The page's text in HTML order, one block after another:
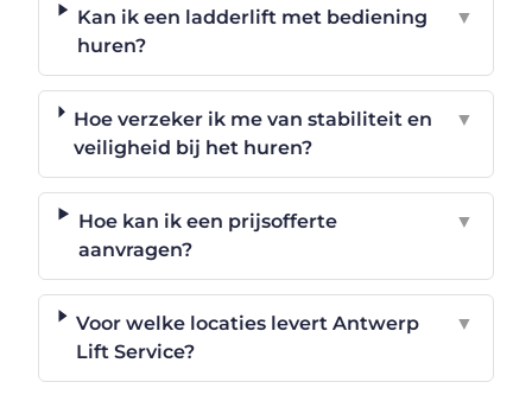
Kan ik een ladderlift met bediening
huren?
▼
Hoe verzeker ik me van stabiliteit en
veiligheid bij het huren?
▼
Hoe kan ik een prijsofferte
aanvragen?
▼
Voor welke locaties levert Antwerp
Lift Service?
▼